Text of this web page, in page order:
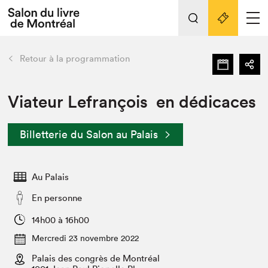
Espace médias
Espace exposant⋅e⋅s
Tout sur l'édition 2022
Actualités
Vidéos et Balados
Club de lecture Braindate
retour Nos activités
Édition 2022
Nous connaître
Projets partenaires 2022
Archives
Liens pratiques
Retour à la programmation
Viateur Lefrançois en dédicaces
Billetterie du Salon au Palais
Au Palais
En personne
14h00 à 16h00
Mercredi 23 novembre 2022
Palais des congrès de Montréal